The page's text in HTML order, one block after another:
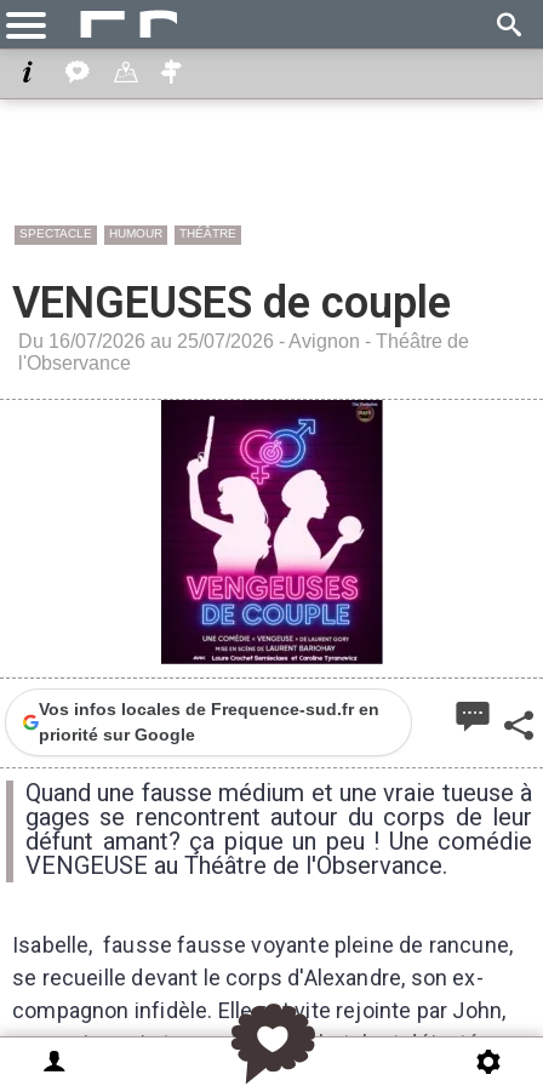
SPECTACLE HUMOUR THÉÂTRE
VENGEUSES de couple
Du 16/07/2026 au 25/07/2026 -Avignon - Théâtre de
l'Observance
Vos infos locales de Frequence-sud.fr en
priorité sur Google
Quand une fausse médium et une vraie tueuse à
gages se rencontrent autour du corps de leur
défunt amant? ça pique un peu ! Une comédie
VENGEUSE au Théâtre de l'Observance.
Isabelle, fausse fausse voyante pleine de rancune,
se recueille devant le corps d'Alexandre, son ex-
compagnon infidèle. Elle est vite rejointe par John,
une vraie, vraie tueuse à gages butch et déjantée,
elle aussi victime du même homme.